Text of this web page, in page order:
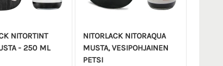
NITORTINT
- 250 ML
NITORLACK NITORAQUA
MUSTA, VESIPOHJAINEN
PETSI